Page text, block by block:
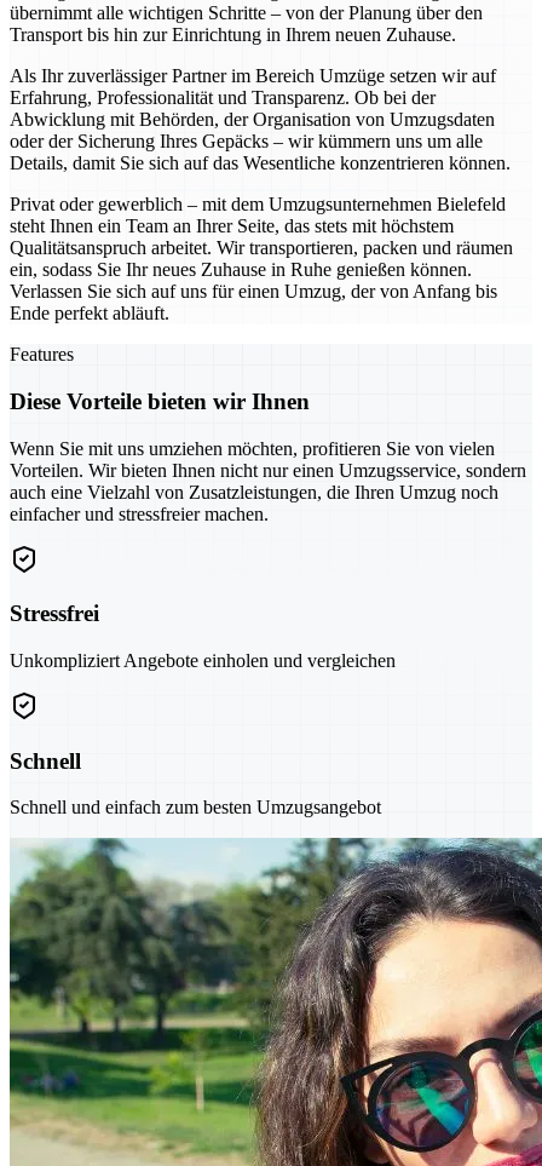
übernimmt alle wichtigen Schritte – von der Planung über den
Transport bis hin zur Einrichtung in Ihrem neuen Zuhause.
Als Ihr zuverlässiger Partner im Bereich Umzüge setzen wir auf
Erfahrung, Professionalität und Transparenz. Ob bei der
Abwicklung mit Behörden, der Organisation von Umzugsdaten
oder der Sicherung Ihres Gepäcks – wir kümmern uns um alle
Details, damit Sie sich auf das Wesentliche konzentrieren können.
Privat oder gewerblich – mit dem Umzugsunternehmen Bielefeld
steht Ihnen ein Team an Ihrer Seite, das stets mit höchstem
Qualitätsanspruch arbeitet. Wir transportieren, packen und räumen
ein, sodass Sie Ihr neues Zuhause in Ruhe genießen können.
Verlassen Sie sich auf uns für einen Umzug, der von Anfang bis
Ende perfekt abläuft.
Features
Diese Vorteile bieten wir Ihnen
Wenn Sie mit uns umziehen möchten, profitieren Sie von vielen
Vorteilen. Wir bieten Ihnen nicht nur einen Umzugsservice, sondern
auch eine Vielzahl von Zusatzleistungen, die Ihren Umzug noch
einfacher und stressfreier machen.
Stressfrei
Unkompliziert Angebote einholen und vergleichen
Schnell
Schnell und einfach zum besten Umzugsangebot